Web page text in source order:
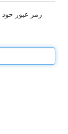
رمز عبور خود